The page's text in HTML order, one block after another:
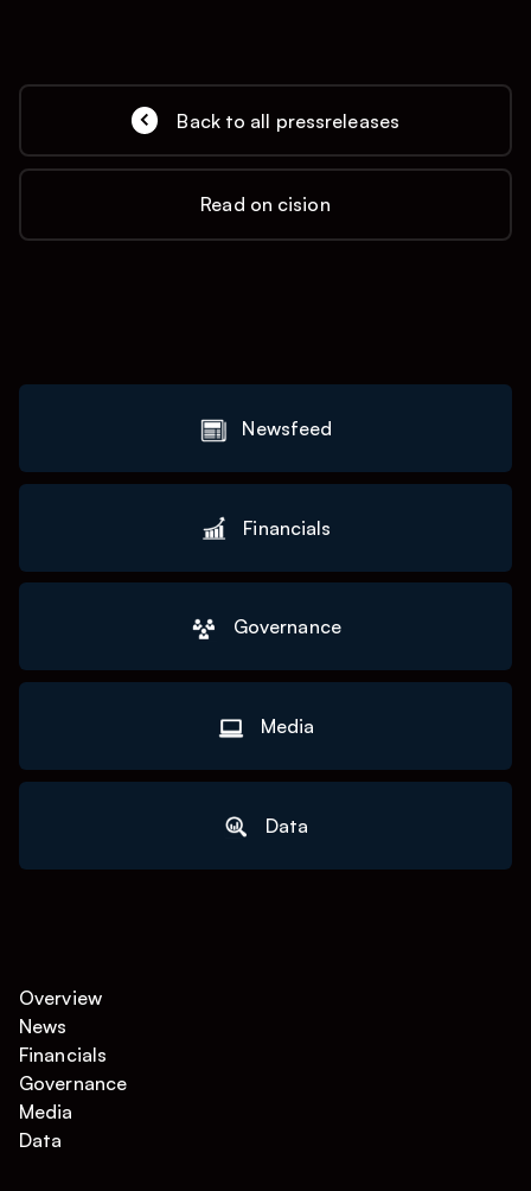
Back to all pressreleases
Read on cision
Newsfeed
Financials
Governance
Media
Data
Overview
News
Financials
Governance
Media
Data